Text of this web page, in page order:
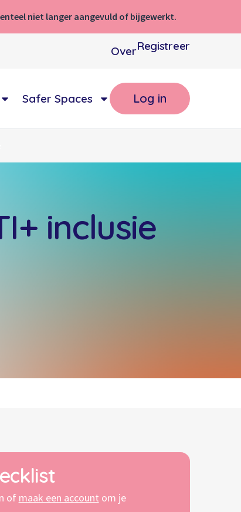
niet langer aangevuld of bijgewerkt.
OverRegistreer
Safer Spaces Log in
inclusie
of maak een account om je